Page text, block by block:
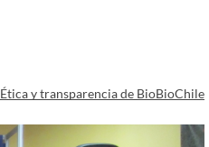
Ética y transparencia de BioBioChile